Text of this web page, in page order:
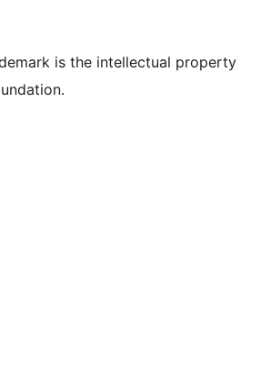
is the intellectual property